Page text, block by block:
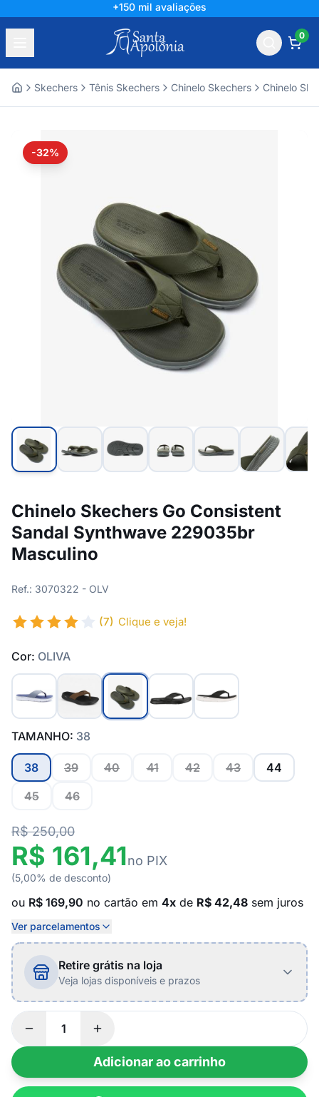
+150 mil avaliações
0
Skechers Tênis Skechers Chinelo Skechers Chinelo
-32%
Chinelo Skechers Go Consistent
Sandal Synthwave 229035br
Masculino
Ref.: 3070322 - OLV
(7) Clique e veja!
Cor: OLIVA
TAMANHO: 38
38 39 40 41 42 43
44
45
46
R$ 250,00
R$ 161,41no PIX
(5,00% de desconto)
ou R$ 169,90 no cartão em 4x de R$ 42,48 sem juros
Ver parcelamentos
Retire grátis na loja
Veja lojas disponíveis e prazos
Adicionar ao carrinho